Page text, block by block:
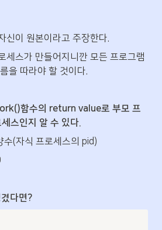
신이 원본이라고 주장한다.
세스가 만들어지니깐 모든 프로그램
을 따라야 할 것이다.
함수의 return value로 부모 프
스인지 알 수 있다.
수(자식 프로세스의 pid)
다면?